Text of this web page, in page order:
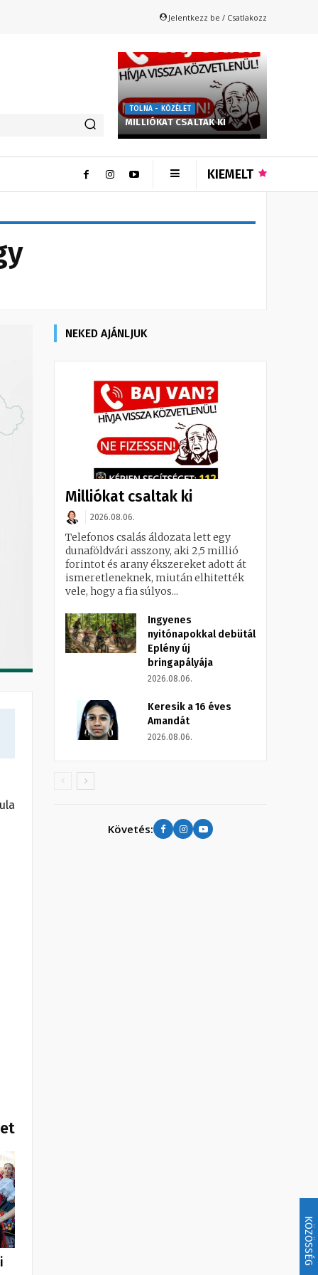
KÖZÖSSÉG
Jelentkezz be / Csatlakozz
TOLNA - KÖZÉLET
MILLIÓKAT CSALTAK KI
KIEMELT
NEKED AJÁNLJUK
Milliókat csaltak ki
2026.08.06.
Telefonos csalás áldozata lett egy
dunaföldvári asszony, aki 2,5 millió
forintot és arany ékszereket adott át
ismeretleneknek, miután elhitették
vele, hogy a fia súlyos...
Ingyenes
nyitónapokkal debütál
Eplény új
bringapályája
2026.08.06.
Keresik a 16 éves
Amandát
2026.08.06.
Követés: